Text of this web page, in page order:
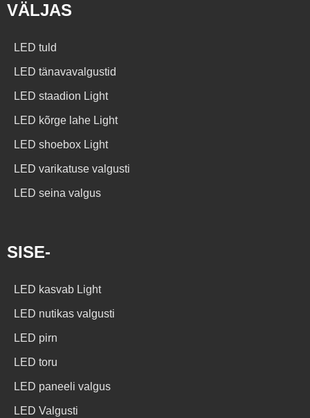
VÄLJAS
LED tuld
LED tänavavalgustid
LED staadion Light
LED kõrge lahe Light
LED shoebox Light
LED varikatuse valgusti
LED seina valgus
SISE-
LED kasvab Light
LED nutikas valgusti
LED pirn
LED toru
LED paneeli valgus
LED Valgusti